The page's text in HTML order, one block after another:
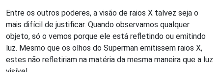
Entre os outros poderes, a visão de raios X talvez seja o
mais difícil de justificar. Quando observamos qualquer
objeto, só o vemos porque ele está refletindo ou emitindo
luz. Mesmo que os olhos do Superman emitissem raios X,
estes não refletiriam na matéria da mesma maneira que a luz